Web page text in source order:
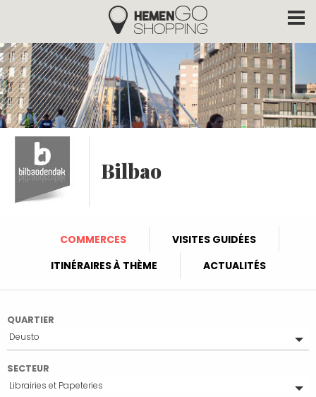
Aller au contenu principal
Hemengo Shopping
Bilbao
COMMERCES
VISITES GUIDÉES
ITINÉRAIRES À THÈME
ACTUALITÉS
QUARTIER
Bilbao Centro
Casco Viejo
Deusto
SECTEUR
Librairies et Papeteries